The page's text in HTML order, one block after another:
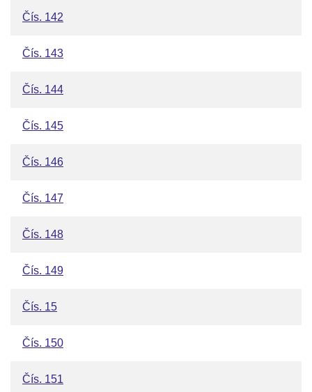
Čís. 142
Čís. 143
Čís. 144
Čís. 145
Čís. 146
Čís. 147
Čís. 148
Čís. 149
Čís. 15
Čís. 150
Čís. 151